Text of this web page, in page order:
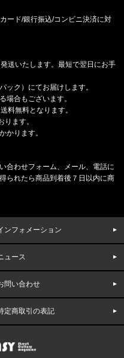
とうございます。
とうございます。
//15656
とうございます。
ン
とうございます。
ーブ CU1100
ブランド
ヤンキ
イス
S
とうございます。
ード/銀行振込/コンビニ決済に対
送いたします。最短で翌日にお手
ク）にてお届けします。
場合もございます。
料無料となります。
ます。
かります。
合わせフォーム、メール、電話に
られたら商品到着後７日以内に商
ンフォメーション
ュース
問い合わせ
定商取引の表記